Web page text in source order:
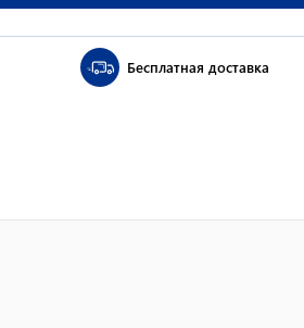
Бесплатная доставка